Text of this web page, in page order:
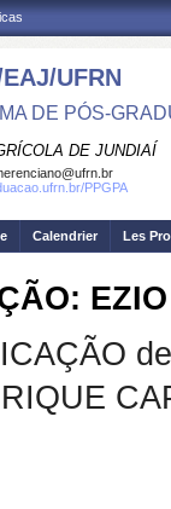
UFRN
DE PÓS-
DE JUNDIAÍ
PPGPA
Calendrier Les